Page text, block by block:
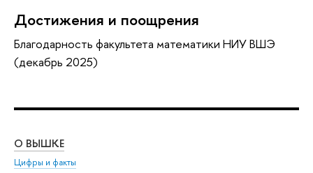
Достижения и поощрения
Благодарность факультета математики НИУ ВШЭ
(декабрь 2025)
О ВЫШКЕ
Цифры и факты